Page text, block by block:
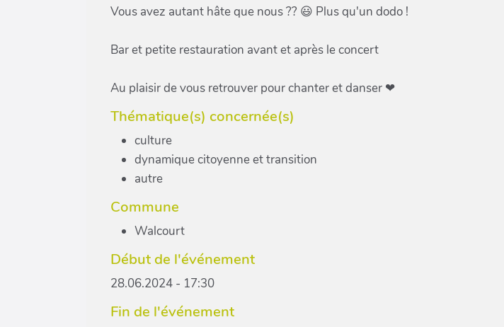
Vous avez autant hâte que nous ?? 😃 Plus qu'un dodo !
Bar et petite restauration avant et après le concert
Au plaisir de vous retrouver pour chanter et danser ❤
Thématique(s) concernée(s)
culture
dynamique citoyenne et transition
autre
Commune
Walcourt
Début de l'événement
28.06.2024 - 17:30
Fin de l'événement